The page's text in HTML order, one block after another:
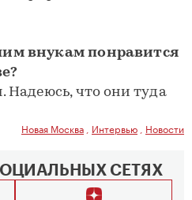
внукам понравится
Надеюсь, что они туда
Новая Москва Интервью Новости
СЕТЯХ